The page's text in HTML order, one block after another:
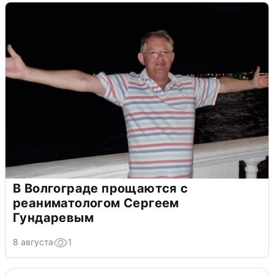
В Волгограде прощаются с
реаниматологом Сергеем
Гундаревым
8 августа 1